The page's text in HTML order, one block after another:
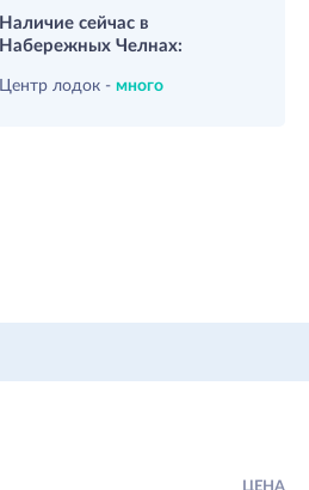
Наличие сейчас в
Набережных Челнах:
Центр лодок - много
ЦЕНА